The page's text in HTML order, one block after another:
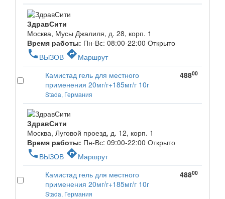
ЗдравСити
Москва, Мусы Джалиля, д. 28, корп. 1
Время работы: Пн-Вс: 08:00-22:00 Открыто
phone ВЫЗОВ directionsМаршрут
Камистад гель для местного
применения 20мг/г+185мг/г 10г
Stada, Германия
48800
ЗдравСити
Москва, Луговой проезд, д. 12, корп. 1
Время работы: Пн-Вс: 09:00-22:00 Открыто
phone ВЫЗОВ directionsМаршрут
Камистад гель для местного
применения 20мг/г+185мг/г 10г
Stada, Германия
48800